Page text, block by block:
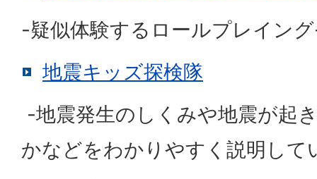
-疑似体験するロールプレイン
地震キッズ探検隊
-地震発生のしくみや地震が起
かなどをわかりやすく説明して